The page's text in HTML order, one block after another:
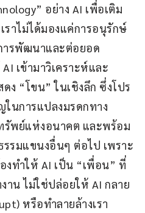
อย่าง AI เพื่อเติม
าไม่ได้มองแค่การอนุรักษ์
ารพัฒนาและต่อยอด
เข้ามาวิเคราะห์และ
ง “โขน” ในเชิงลึก ซึ่งโปร
นการแปลงมรดกทาง
รัพย์แห่งอนาคต และพร้อม
รมแขนงอื่นๆ ต่อไป เพราะ
งทำให้ AI เป็น “เพื่อน” ที่
าน ไม่ใช่ปล่อยให้ AI กลาย
หรือทำลายล้างเรา